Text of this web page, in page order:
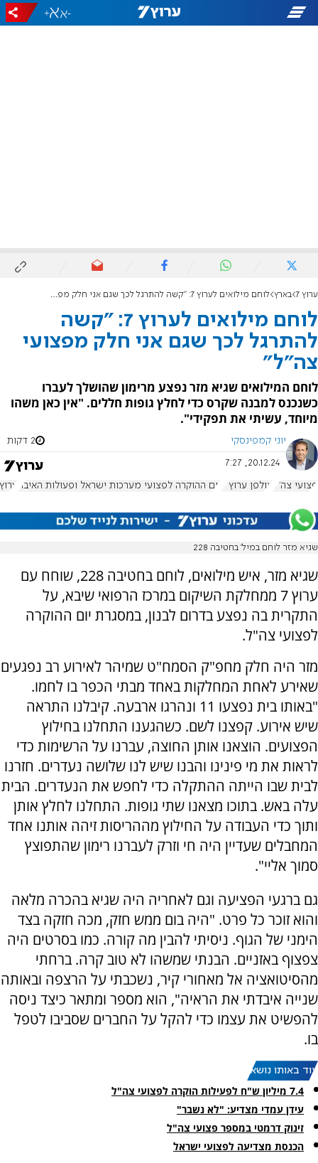
-
+
ערוץ 7 בארץ לוחם מילואים לערוץ 7: "קשה להתרגל לכך שגם אני חלק מפצועי צה"ל"
לוחם מילואים לערוץ 7: "קשה
להתרגל לכך שגם אני חלק מפצועי
צה"ל"
לוחם המילואים שגיא מזר נפצע מרימון שהושלך לעברו
כשנכנס למבנה שקרס כדי לחלץ גופות חללים. "אין כאן משהו
מיוחד, עשיתי את תפקידי".
יוני קמפינסקי 2 דקות
20.12.24, 7:27
פצועי צה"ל אולפן ערוץ 7 יום ההוקרה לפצועי מערכות ישראל ופעולות האיבה ערוץ 7 בהוקרה
שגיא מזר לוחם במיל' בחטיבה 228
שגיא מזר, איש מילואים, לוחם בחטיבה 228, שוחח עם
ערוץ 7 ממחלקת השיקום במרכז הרפואי שיבא, על
התקרית בה נפצע בדרום לבנון, במסגרת יום ההוקרה
לפצועי צה"ל.
מזר היה חלק מחפ"ק הסמח"ט שמיהר לאירוע רב נפגעים
שאירע לאחת המחלקות באחד מבתי הכפר בו לחמו.
"באותו בית נפצעו 11 ונהרגו ארבעה. קיבלנו התראה
שיש אירוע. קפצנו לשם. כשהגענו התחלנו בחילוץ
הפצועים. הוצאנו אותן החוצה, עברנו על הרשימות כדי
לראות את מי פינינו והבנו שיש לנו שלושה נעדרים. חזרנו
לבית שבו הייתה ההתקלה כדי לחפש את הנעדרים. הבית
עלה באש. בתוכו מצאנו שתי גופות. התחלנו לחלץ אותן
ותוך כדי העבודה על החילוץ מההריסות זיהה אותנו אחד
המחבלים שעדיין היה חי וזרק לעברנו רימון שהתפוצץ
סמוך אליי".
גם ברגעי הפציעה וגם לאחריה היה שגיא בהכרה מלאה
והוא זוכר כל פרט. "היה בום ממש חזק, מכה חזקה בצד
הימני של הגוף. ניסיתי להבין מה קורה. כמו בסרטים היה
צפצוף באזניים. הבנתי שמשהו לא טוב קרה. ברחתי
מהסיטואציה אל מאחורי קיר, נשכבתי על הרצפה ובאותה
שנייה איבדתי את הראיה", הוא מספר ומתאר כיצד ניסה
להפשיט את עצמו כדי להקל על החברים שסביבו לטפל
בו.
עוד באותו נושא:
7.4 מיליון ש"ח לפעילות הוקרה לפצועי צה"ל
עידן עמדי מצדיע: "לא נשבר"
זינוק דרמטי במספר פצועי צה"ל
הכנסת מצדיעה לפצועי ישראל